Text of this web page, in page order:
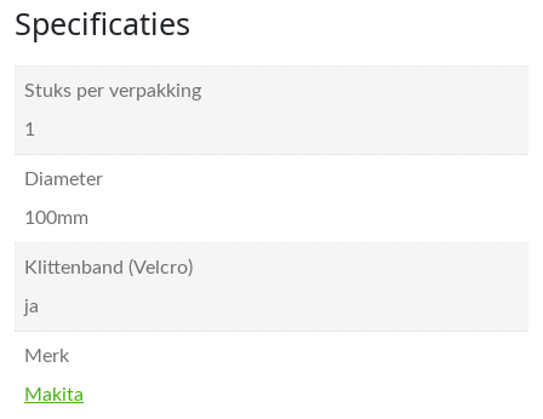
Specificaties
Stuks per verpakking
1
Diameter
100mm
Klittenband (Velcro)
ja
Merk
Makita